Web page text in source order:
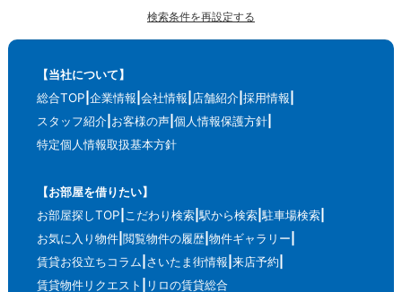
検索条件を再設定する
【当社について】
総合TOP 企業情報 会社情報 店舗紹介 採用情報
スタッフ紹介 お客様の声 個人情報保護方針
特定個人情報取扱基本方針
【お部屋を借りたい】
お部屋探しTOP こだわり検索 駅から検索 駐車場検索
お気に入り物件 閲覧物件の履歴 物件ギャラリー
賃貸お役立ちコラム さいたま街情報 来店予約
賃貸物件リクエスト
リロの賃貸総合